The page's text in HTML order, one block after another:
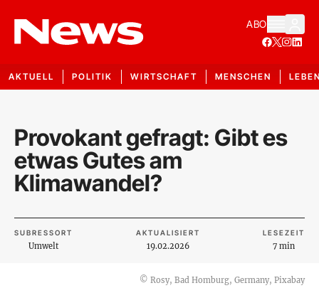
ABO
AKTUELL POLITIK WIRTSCHAFT MENSCHEN
Provokant gefragt: Gibt es
etwas Gutes am
Klimawandel?
SUBRESSORT
Umwelt
AKTUALISIERT
19.02.2026
LESEZEIT
7 min
© Rosy, Bad Homburg, Germany, Pixabay